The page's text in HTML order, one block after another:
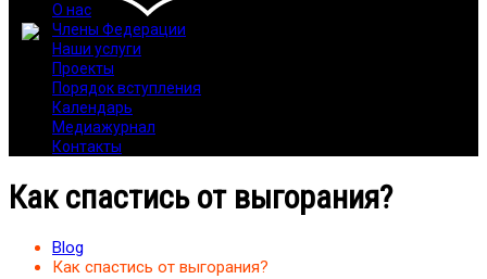
О нас
Члены Федерации
Наши услуги
Проекты
Порядок вступления
Календарь
Медиажурнал
Контакты
Как спастись от выгорания?
Blog
Как спастись от выгорания?